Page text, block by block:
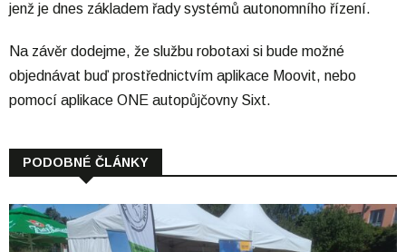
jenž je dnes základem řady systémů autonomního řízení.
Na závěr dodejme, že službu robotaxi si bude možné
objednávat buď prostřednictvím aplikace Moovit, nebo
pomocí aplikace ONE autopůjčovny Sixt.
PODOBNÉ ČLÁNKY